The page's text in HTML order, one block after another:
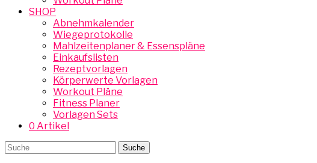
SHOP
Abnehmkalender
Wiegeprotokolle
Mahlzeitenplaner & Essenspläne
Einkaufslisten
Rezeptvorlagen
Körperwerte Vorlagen
Workout Pläne
Fitness Planer
Vorlagen Sets
0 Artikel